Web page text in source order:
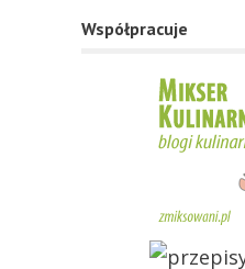
Współpracuje